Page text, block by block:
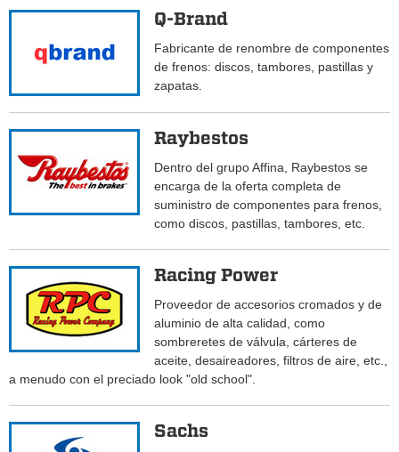
Q-Brand
Fabricante de renombre de componentes
de frenos: discos, tambores, pastillas y
zapatas.
Raybestos
Dentro del grupo Affina, Raybestos se
encarga de la oferta completa de
suministro de componentes para frenos,
como discos, pastillas, tambores, etc.
Racing Power
Proveedor de accesorios cromados y de
aluminio de alta calidad, como
sombreretes de válvula, cárteres de
aceite, desaireadores, filtros de aire, etc.,
a menudo con el preciado look "old school".
Sachs